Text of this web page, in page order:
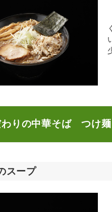
わりの中華そば　つけ麺
スープ